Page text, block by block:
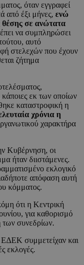
όταν εγγραφεί
από έξι μήνες, ενώ
θέσης σε ανώτατα
να συμπληρώσει
αυτό
στελεχών που έχουν
ζήτημα
εκ των οποίων
καταστροφική η
χρόνια η
χαρακτήρα
Κυβέρνηση, οι
ήταν διιστάμενες.
εκλογικό
απόφαση αυτή
κόμματος.
ότι η Κεντρική
για καθορισμό
των συνεδρίων.
ΕΔΕΚ συμμετείχαν και
εκλογές.